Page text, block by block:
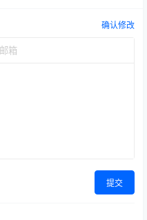
确认修改
提交